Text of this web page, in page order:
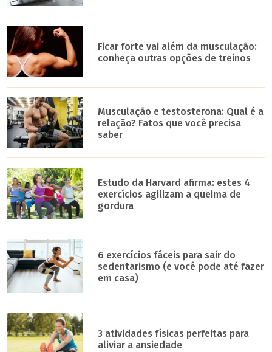
Ficar forte vai além da musculação:
conheça outras opções de treinos
Musculação e testosterona: Qual é a
relação? Fatos que você precisa
saber
Estudo da Harvard afirma: estes 4
exercícios agilizam a queima de
gordura
6 exercícios fáceis para sair do
sedentarismo (e você pode até fazer
em casa)
3 atividades físicas perfeitas para
aliviar a ansiedade